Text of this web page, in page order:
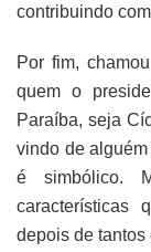
contribuindo
Por fim,
quem o
Paraíba, seja
vindo de
é simbólico.
características
depois de tantos